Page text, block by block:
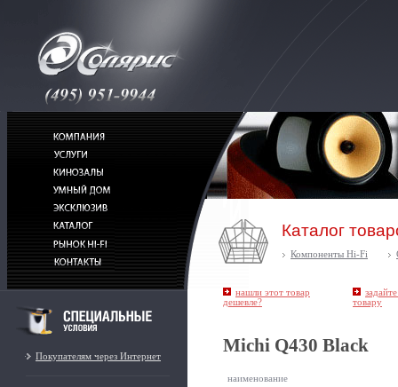
Покупателям через Интернет
Каталог
Компоненты Hi-Fi
нашли этот товар
дешевле?
товару
Michi Q430 Black
наименование